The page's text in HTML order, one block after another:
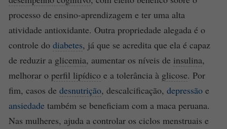
processo de ensino-aprendizagem e ter uma alta
atividade antioxidante. Outra propriedade alegada é o
controle do diabetes, já que se acredita que ela é capaz
de reduzir a glicemia, aumentar os níveis de insulina,
melhorar o perfil lipídico e a tolerância à glicose. Por
fim, casos de desnutrição, descalcificação, depressão e
ansiedade também se beneficiam com a maca peruana.
Nas mulheres, ajuda a controlar os ciclos menstruais e